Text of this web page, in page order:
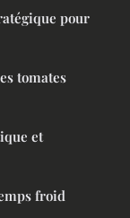
pour
tomates
et
froid